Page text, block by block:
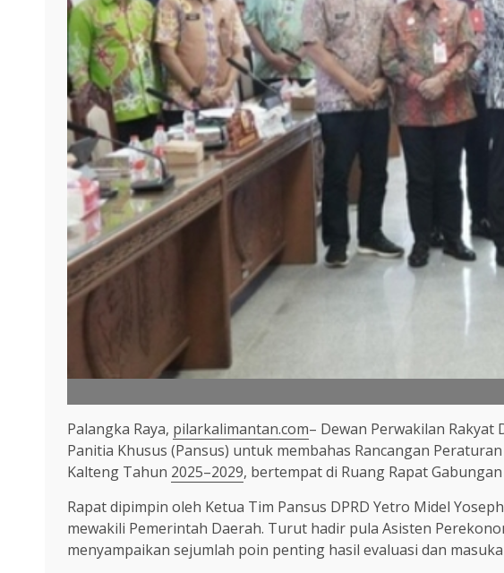
Palangka Raya, pilarkalimantan.com– Dewan Perwakilan
Panitia Khusus (Pansus) untuk membahas Rancangan
Kalteng Tahun 2025–2029, bertempat di Ruang Rapat
Rapat dipimpin oleh Ketua Tim Pansus DPRD Yetro Midel
mewakili Pemerintah Daerah. Turut hadir pula Asisten
menyampaikan sejumlah poin penting hasil evaluasi dan